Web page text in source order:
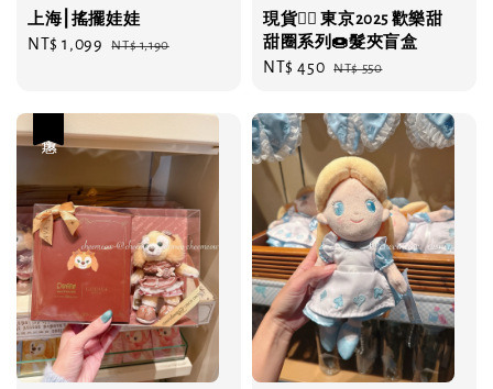
上海⎮搖擺娃娃
Sale
NT$ 1,099 Regular
NT$ 1,190
現貨❤️‍🔥 東京2025 歡樂甜
甜圈系列🍩髮夾盲盒
Sale
NT$ 450 Regular
NT$ 550